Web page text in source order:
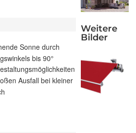
Sonne durch
bis 90°
Ausfall bei kleiner
Weitere
Bilder